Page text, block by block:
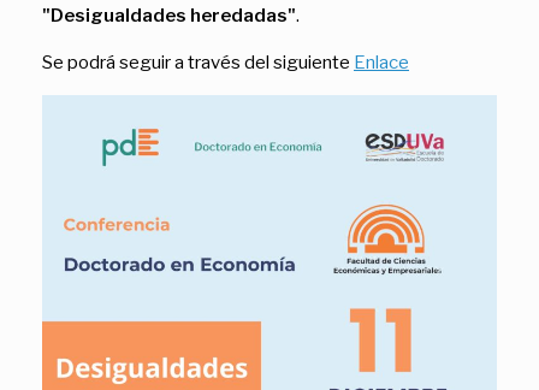
"Desigualdades heredadas".
Se podrá seguir a través del siguiente Enlace